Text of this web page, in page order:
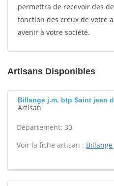
permettra de recevoir des
fonction des creux de votre
avenir à votre société.
Artisans Disponibles
Billange j.m. btp Saint jean
Artisan
Département: 30
Voir la fiche artisan :